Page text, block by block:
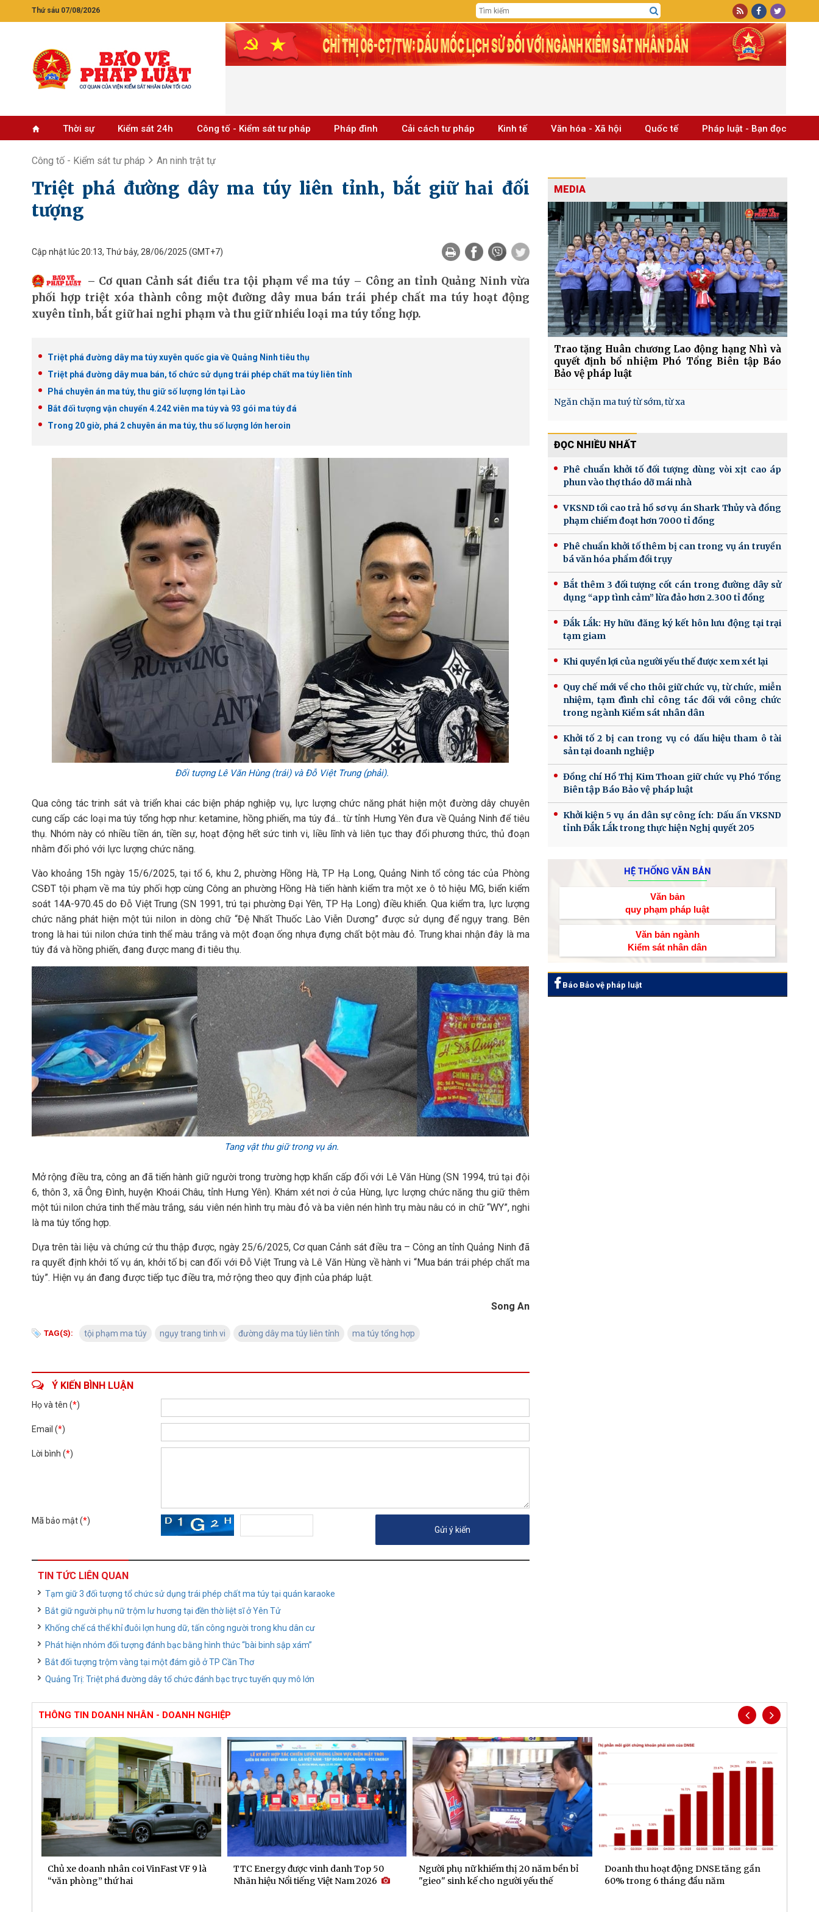
Thứ sáu 07/08/2026
Thời sự Kiểm sát 24h Công tố - Kiểm sát tư pháp Pháp đình Cải cách tư pháp Kinh tế Văn hóa - Xã hội Quốc tế Pháp luật - Bạn đọc
Công tố - Kiểm sát tư pháp An ninh trật tự
Triệt phá đường dây ma túy liên tỉnh, bắt giữ hai đối
tượng
Cập nhật lúc 20:13, Thứ bảy, 28/06/2025 (GMT+7)
Cơ quan Cảnh sát điều tra tội phạm về ma túy – Công an tỉnh Quảng Ninh vừa
phối hợp triệt xóa thành công một đường dây mua bán trái phép chất ma túy hoạt động
xuyên tỉnh, bắt giữ hai nghi phạm và thu giữ nhiều loại ma túy tổng hợp.
Triệt phá đường dây ma túy xuyên quốc gia về Quảng Ninh tiêu thụ
Triệt phá đường dây mua bán, tổ chức sử dụng trái phép chất ma túy liên tỉnh
Phá chuyên án ma túy, thu giữ số lượng lớn tại Lào
Bắt đối tượng vận chuyển 4.242 viên ma túy và 93 gói ma túy đá
Trong 20 giờ, phá 2 chuyên án ma túy, thu số lượng lớn heroin
Đối tượng Lê Văn Hùng (trái) và Đỗ Việt Trung (phải).
Qua công tác trinh sát và triển khai các biện pháp nghiệp vụ, lực lượng chức năng phát hiện một đường dây chuyên
cung cấp các loại ma túy tổng hợp như: ketamine, hồng phiến, ma túy đá... từ tỉnh Hưng Yên đưa về Quảng Ninh để tiêu
thụ. Nhóm này có nhiều tiền án, tiền sự, hoạt động hết sức tinh vi, liều lĩnh và liên tục thay đổi phương thức, thủ đoạn
nhằm đối phó với lực lượng chức năng.
Vào khoảng 15h ngày 15/6/2025, tại tổ 6, khu 2, phường Hồng Hà, TP Hạ Long, Quảng Ninh tổ công tác của Phòng
CSĐT tội phạm về ma túy phối hợp cùng Công an phường Hồng Hà tiến hành kiểm tra một xe ô tô hiệu MG, biển kiểm
soát 14A-970.45 do Đỗ Việt Trung (SN 1991, trú tại phường Đại Yên, TP Hạ Long) điều khiển. Qua kiểm tra, lực lượng
chức năng phát hiện một túi nilon in dòng chữ “Đệ Nhất Thuốc Lào Viễn Dương” được sử dụng để ngụy trang. Bên
trong là hai túi nilon chứa tinh thể màu trắng và một đoạn ống nhựa đựng chất bột màu đỏ. Trung khai nhận đây là ma
túy đá và hồng phiến, đang được mang đi tiêu thụ.
Tang vật thu giữ trong vụ án.
Mở rộng điều tra, công an đã tiến hành giữ người trong trường hợp khẩn cấp đối với Lê Văn Hùng (SN 1994, trú tại đội
6, thôn 3, xã Ông Đình, huyện Khoái Châu, tỉnh Hưng Yên). Khám xét nơi ở của Hùng, lực lượng chức năng thu giữ thêm
một túi nilon chứa tinh thể màu trắng, sáu viên nén hình trụ màu đỏ và ba viên nén hình trụ màu nâu có in chữ “WY”, nghi
là ma túy tổng hợp.
Dựa trên tài liệu và chứng cứ thu thập được, ngày 25/6/2025, Cơ quan Cảnh sát điều tra – Công an tỉnh Quảng Ninh đã
ra quyết định khởi tố vụ án, khởi tố bị can đối với Đỗ Việt Trung và Lê Văn Hùng về hành vi “Mua bán trái phép chất ma
túy”. Hiện vụ án đang được tiếp tục điều tra, mở rộng theo quy định của pháp luật.
Song An
TAG(S): tội phạm ma túy ngụy trang tinh vi đường dây ma túy liên tỉnh ma túy tổng hợp
Ý KIẾN BÌNH LUẬN
Họ và tên (*)
Email (*)
Lời bình (*)
Mã bảo mật (*)
TIN TỨC LIÊN QUAN
Tạm giữ 3 đối tượng tổ chức sử dụng trái phép chất ma túy tại quán karaoke
Bắt giữ người phụ nữ trộm lư hương tại đền thờ liệt sĩ ở Yên Tử
Khống chế cá thể khỉ đuôi lợn hung dữ, tấn công người trong khu dân cư
Phát hiện nhóm đối tượng đánh bạc bằng hình thức “bài binh sập xám”
Bắt đối tượng trộm vàng tại một đám giỗ ở TP Cần Thơ
Quảng Trị: Triệt phá đường dây tổ chức đánh bạc trực tuyến quy mô lớn
MEDIA
Trao tặng Huân chương Lao động hạng Nhì và
quyết định bổ nhiệm Phó Tổng Biên tập Báo
Bảo vệ pháp luật
Ngăn chặn ma tuý từ sớm, từ xa
ĐỌC NHIỀU NHẤT
Phê chuẩn khởi tố đối tượng dùng vòi xịt cao áp
phun vào thợ tháo dỡ mái nhà
VKSND tối cao trả hồ sơ vụ án Shark Thủy và đồng
phạm chiếm đoạt hơn 7000 tỉ đồng
Phê chuẩn khởi tố thêm bị can trong vụ án truyền
bá văn hóa phẩm đồi trụy
Bắt thêm 3 đối tượng cốt cán trong đường dây sử
dụng “app tình cảm” lừa đảo hơn 2.300 tỉ đồng
Đắk Lắk: Hy hữu đăng ký kết hôn lưu động tại trại
tạm giam
Khi quyền lợi của người yếu thế được xem xét lại
Quy chế mới về cho thôi giữ chức vụ, từ chức, miễn
nhiệm, tạm đình chỉ công tác đối với công chức
trong ngành Kiểm sát nhân dân
Khởi tố 2 bị can trong vụ có dấu hiệu tham ô tài
sản tại doanh nghiệp
Đồng chí Hồ Thị Kim Thoan giữ chức vụ Phó Tổng
Biên tập Báo Bảo vệ pháp luật
Khởi kiện 5 vụ án dân sự công ích: Dấu ấn VKSND
tỉnh Đắk Lắk trong thực hiện Nghị quyết 205
HỆ THỐNG VĂN BẢN
Văn bản
quy phạm pháp luật
Văn bản ngành
Kiểm sát nhân dân
Báo Bảo vệ pháp luật
THÔNG TIN DOANH NHÂN - DOANH NGHIỆP
Chủ xe doanh nhân coi VinFast VF 9 là
“văn phòng” thứ hai
TTC Energy được vinh danh Top 50
Nhãn hiệu Nổi tiếng Việt Nam 2026
Người phụ nữ khiếm thị 20 năm bền bỉ
"gieo" sinh kế cho người yếu thế
Doanh thu hoạt động DNSE tăng gần
60% trong 6 tháng đầu năm